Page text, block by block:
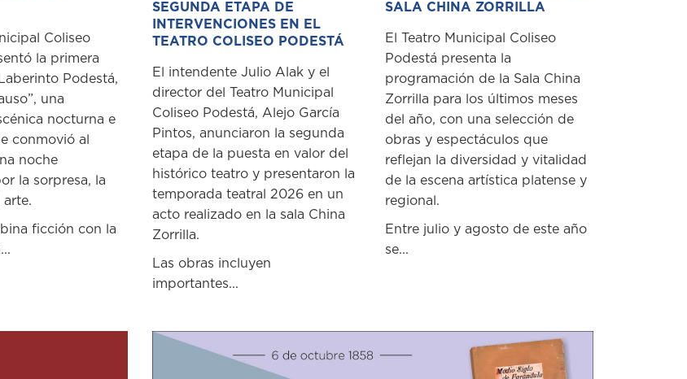
Coliseo
la primera
Podestá,
una
nocturna e
conmovió al
noche
la sorpresa, la
arte.
ficción con la
SEGUNDA ETAPA DE
INTERVENCIONES EN EL
TEATRO COLISEO PODESTÁ
El intendente Julio Alak y el
director del Teatro Municipal
Coliseo Podestá, Alejo García
Pintos, anunciaron la segunda
etapa de la puesta en valor del
histórico teatro y presentaron la
temporada teatral 2026 en un
acto realizado en la sala China
Zorrilla.
Las obras incluyen
importantes...
SALA CHINA ZORRILLA
El Teatro Municipal Coliseo
Podestá presenta la
programación de la Sala China
Zorrilla para los últimos meses
del año, con una selección de
obras y espectáculos que
reflejan la diversidad y vitalidad
de la escena artística platense y
regional.
Entre julio y agosto de este año
se...